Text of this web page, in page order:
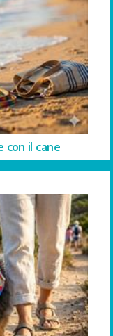
con il cane